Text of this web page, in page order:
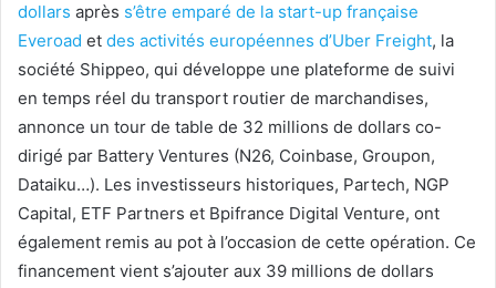
dollars après s’être emparé de la start-up française
Everoad et des activités européennes d’Uber Freight, la
société Shippeo, qui développe une plateforme de suivi
en temps réel du transport routier de marchandises,
annonce un tour de table de 32 millions de dollars co-
dirigé par Battery Ventures (N26, Coinbase, Groupon,
Dataiku…). Les investisseurs historiques, Partech, NGP
Capital, ETF Partners et Bpifrance Digital Venture, ont
également remis au pot à l’occasion de cette opération. Ce
financement vient s’ajouter aux 39 millions de dollars